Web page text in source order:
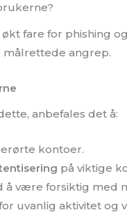
fare for phishing
målrettede angrep.
anbefales det å:
kontoer.
på viktige
å være forsiktig med
uvanlig aktivitet og